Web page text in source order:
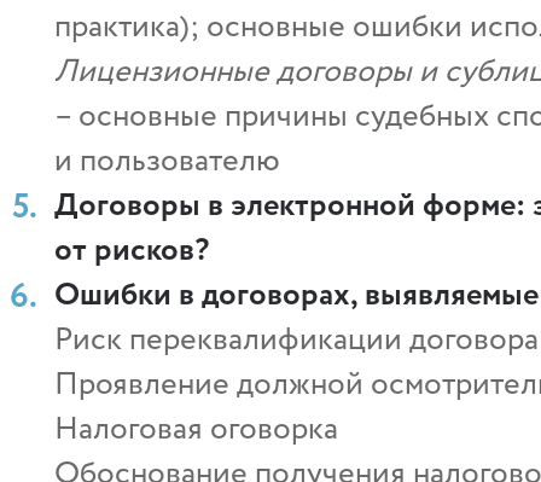
практика); основные ошибки
Лицензионные договоры и
– основные причины судебных
и пользователю
Договоры в электронной форме:
от рисков?
Ошибки в договорах,
Риск переквалификации договора
Проявление должной
Налоговая оговорка